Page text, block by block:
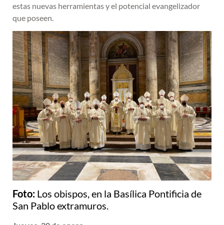
estas nuevas herramientas y el potencial evangelizador
que poseen.
Foto: Los obispos, en la Basílica Pontificia de
San Pablo extramuros.